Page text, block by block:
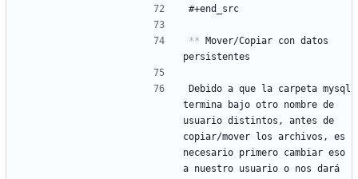
#+end_src
** Mover/Copiar con datos
persistentes
Debido a que la carpeta mysql
termina bajo otro nombre de
usuario distintos, antes de
copiar/mover los archivos, es
necesario primero cambiar eso
a nuestro usuario o nos dará